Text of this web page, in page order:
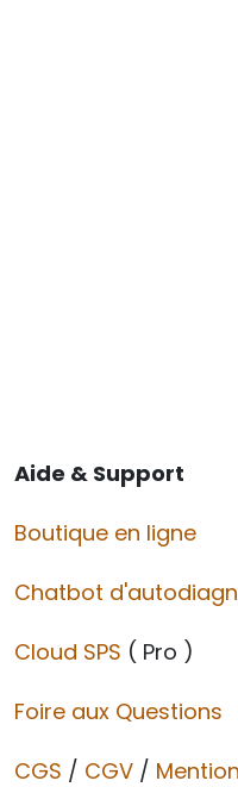
Aide & Support
Foire aux Questions
Boutique en ligne
Chatbot
Cloud SPS ( Pro )
CGS / CGV​​ /